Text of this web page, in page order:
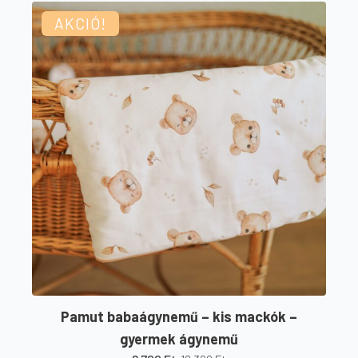
400 Ft
terméknek
több
variációja
van.
A
változatok
termékoldalon
választhatók
ki
AKCIÓ!
Pamut babaágynemű – kis mackók –
gyermek ágynemű